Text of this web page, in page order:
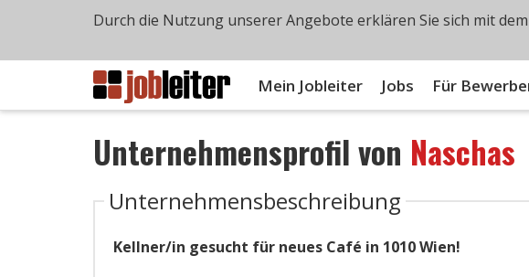
Mein Jobleiter Jobs Für
Unternehmensprofil von Naschas
Unternehmensbeschreibung
Kellner/in gesucht für neues Café in 1010 Wien!
Durch die Nutzung unserer Angebote erklären Sie sich mit